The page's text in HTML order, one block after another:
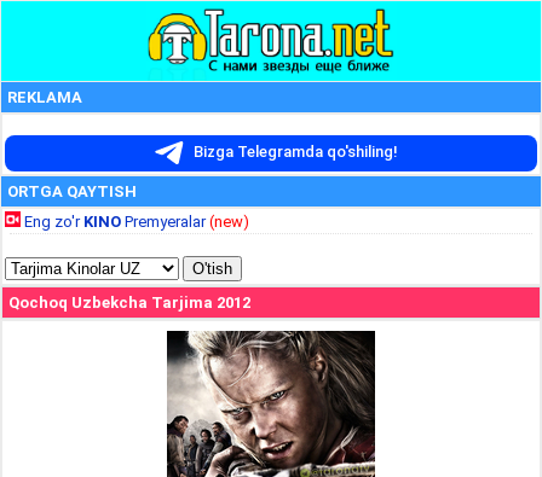
REKLAMA
Bizga Telegramda qo'shiling!
ORTGA QAYTISH
Eng zo'r KINO Premyeralar(new)
Qochoq Uzbekcha Tarjima 2012